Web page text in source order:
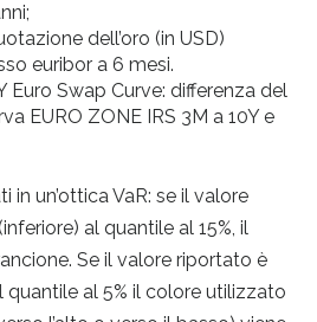
dell’oro (in USD)
euribor a 6 mesi.
Euro Swap Curve: differenza del
EURO ZONE IRS 3M a 10Y e
in un’ottica VaR: se il valore
al quantile al 15%, il
Se il valore riportato è
quantile al 5% il colore utilizzato